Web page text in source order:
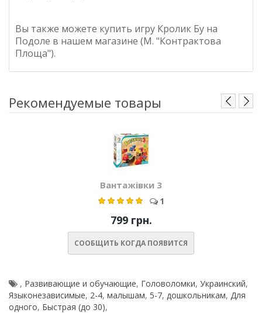
Вы также можете купить игру Кролик Бу на
Подоле в нашем магазине (М. "Контрактова
Площа").
Рекомендуемые товары
Вантажівки 3
1
799 грн.
СООБЩИТЬ КОГДА ПОЯВИТСЯ
, Развивающие и обучающие, Головоломки, Украинский,
Языконезависимые, 2-4, малышам, 5-7, дошкольникам, Для
одного, Быстрая (до 30),